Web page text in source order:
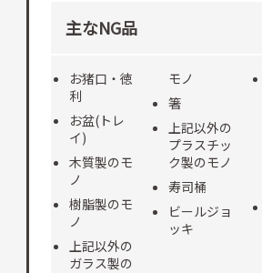
主なNG品
お猪口・徳
利
お盆(トレ
イ)
木質製のモ
ノ
樹脂製のモ
ノ
上記以外の
ガラス製の
モノ
箸
上記以外の
プラスチッ
ク製のモノ
寿司桶
ビールジョ
ッキ